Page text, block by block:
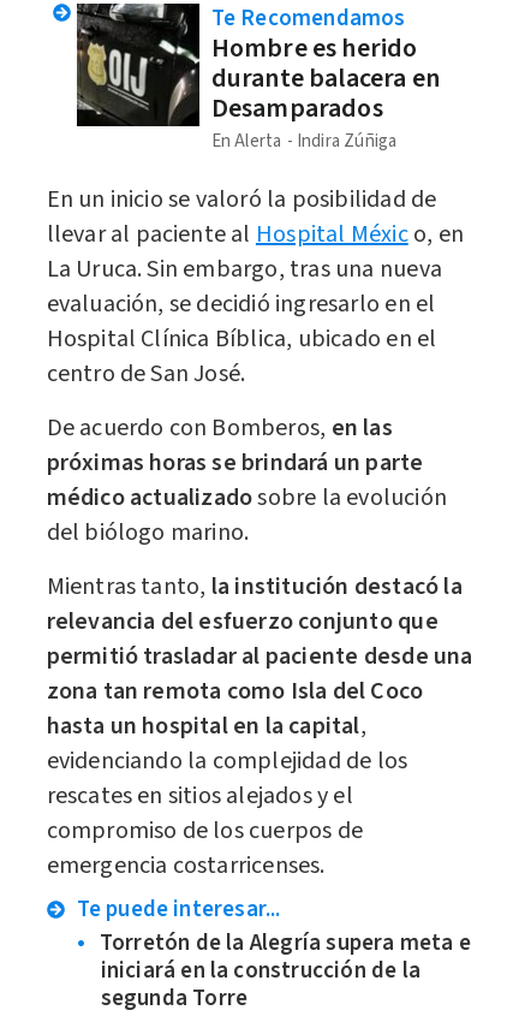
Te Recomendamos
Hombre es herido
durante balacera en
Desamparados
En Alerta Indira Zúñiga
En un inicio se valoró la posibilidad de
llevar al paciente al Hospital México, en
La Uruca. Sin embargo, tras una nueva
evaluación, se decidió ingresarlo en el
Hospital Clínica Bíblica, ubicado en el
centro de San José.
De acuerdo con Bomberos, en las
próximas horas se brindará un parte
médicoactualizadosobre la evolución
del biólogo marino.
Mientras tanto, la institución destacó la
relevancia del esfuerzo conjunto que
permitió trasladar al paciente desde una
zona tan remota como Isla del Coco
hasta un hospital en la capital,
evidenciando la complejidad de los
rescates en sitios alejados y el
compromiso de los cuerpos de
emergencia costarricenses.
Te puede interesar...
Torretón de la Alegría supera meta e
iniciará en la construcción de la
segunda Torre